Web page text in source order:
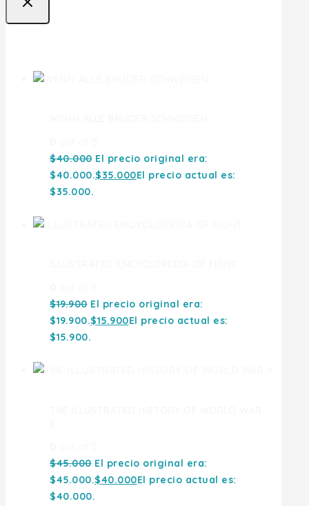
$40.000 El precio original era:
$40.000.$35.000El precio actual es:
$35.000.
$19.900 El precio original era:
$19.900.$15.900El precio actual es:
$15.900.
$45.000 El precio original era:
$45.000.$40.000El precio actual es:
$40.000.